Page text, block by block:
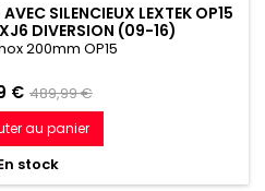
SILENCIEUX LEXTEK OP15
DIVERSION (09-16)
200mm OP15
€ Prix
de
référence
489,99 €
au panier
stock